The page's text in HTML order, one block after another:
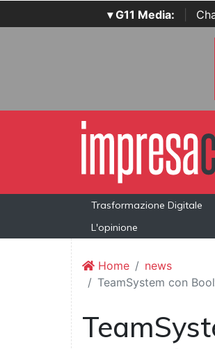
▾ G11 Media:
Trasformazione Digitale
L'opinione
Home
news
TeamSystem con